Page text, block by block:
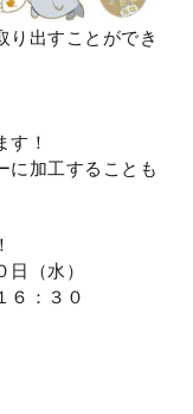
り出すことができ
す！
に加工することも
（水）
：３０